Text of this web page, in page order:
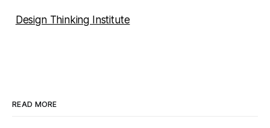
Design Thinking Institute
READ MORE